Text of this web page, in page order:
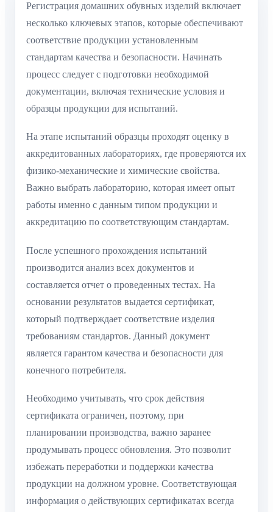
Регистрация домашних обувных изделий включает
несколько ключевых этапов, которые обеспечивают
соответствие продукции установленным
стандартам качества и безопасности. Начинать
процесс следует с подготовки необходимой
документации, включая технические условия и
образцы продукции для испытаний.
На этапе испытаний образцы проходят оценку в
аккредитованных лабораториях, где проверяются их
физико-механические и химические свойства.
Важно выбрать лабораторию, которая имеет опыт
работы именно с данным типом продукции и
аккредитацию по соответствующим стандартам.
После успешного прохождения испытаний
производится анализ всех документов и
составляется отчет о проведенных тестах. На
основании результатов выдается сертификат,
который подтверждает соответствие изделия
требованиям стандартов. Данный документ
является гарантом качества и безопасности для
конечного потребителя.
Необходимо учитывать, что срок действия
сертификата ограничен, поэтому, при
планировании производства, важно заранее
продумывать процесс обновления. Это позволит
избежать переработки и поддержки качества
продукции на должном уровне. Соответствующая
информация о действующих сертификатах всегда